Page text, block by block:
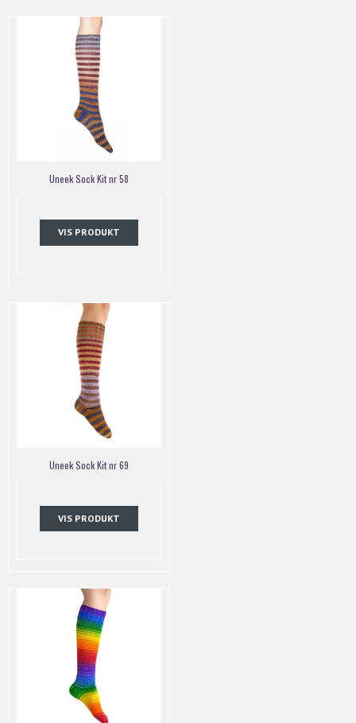
Uneek Sock Kit nr 58
VIS PRODUKT
Uneek Sock Kit nr 69
VIS PRODUKT